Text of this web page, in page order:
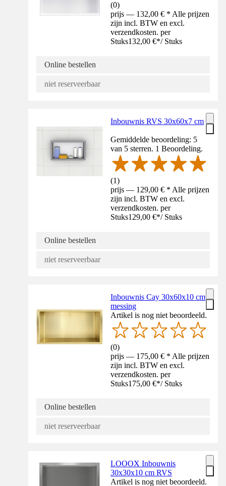
(0)
prijs — 132,00 € * Alle prijzen
zijn incl. BTW en excl.
verzendkosten. per
Stuks132,00 €*/ Stuks
Online bestellen
niet reserveerbaar
Inbouwnis RVS 30x60x7 cm
Gemiddelde beoordeling: 5
van 5 sterren. 1 Beoordeling.
(1)
prijs — 129,00 € * Alle prijzen
zijn incl. BTW en excl.
verzendkosten. per
Stuks129,00 €*/ Stuks
Online bestellen
niet reserveerbaar
Inbouwnis Cay 30x60x10 cm
messing
Artikel is nog niet beoordeeld.
(0)
prijs — 175,00 € * Alle prijzen
zijn incl. BTW en excl.
verzendkosten. per
Stuks175,00 €*/ Stuks
Online bestellen
niet reserveerbaar
LOOOX Inbouwnis
30x30x10 cm RVS
Artikel is nog niet beoordeeld.